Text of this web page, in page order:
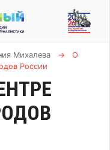
Михалева →
О
России